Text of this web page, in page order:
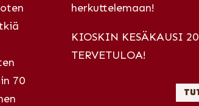
70
herkuttelemaan!
KIOSKIN KESÄKAUSI
TERVETULOA!